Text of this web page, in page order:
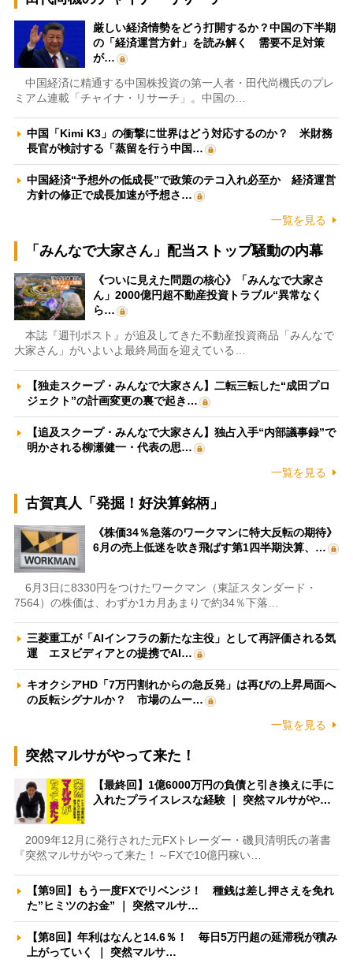
厳しい経済情勢をどう打開するか？中国の下半期
の「経済運営方針」を読み解く 需要不足対策
が…
中国経済に精通する中国株投資の第一人者・田代尚機氏のプレ
ミアム連載「チャイナ・リサーチ」。中国の…
中国「Kimi K3」の衝撃に世界はどう対応するのか？ 米財務
長官が検討する「蒸留を行う中国…
中国経済“予想外の低成長”で政策のテコ入れ必至か 経済運営
方針の修正で成長加速が予想さ…
一覧を見る
「みんなで大家さん」配当ストップ騒動の内幕
《ついに見えた問題の核心》「みんなで大家さ
ん」2000億円超不動産投資トラブル“異常なく
ら…
本誌『週刊ポスト』が追及してきた不動産投資商品「みんなで
大家さん」がいよいよ最終局面を迎えている…
【独走スクープ・みんなで大家さん】二転三転した“成田プロ
ジェクト”の計画変更の裏で起き…
【追及スクープ・みんなで大家さん】独占入手“内部議事録”で
明かされる柳瀬健一・代表の思…
一覧を見る
古賀真人「発掘！好決算銘柄」
《株価34％急落のワークマンに特大反転の期待》
6月の売上低迷を吹き飛ばす第1四半期決算、…
6月3日に8330円をつけたワークマン（東証スタンダード・
7564）の株価は、わずか1カ月あまりで約34％下落…
三菱重工が「AIインフラの新たな主役」として再評価される気
運 エヌビディアとの提携でAI…
キオクシアHD「7万円割れからの急反発」は再びの上昇局面へ
の反転シグナルか？ 市場のムー…
一覧を見る
突然マルサがやって来た！
【最終回】1億6000万円の負債と引き換えに手に
入れたプライスレスな経験 ｜ 突然マルサがや…
2009年12月に発行された元FXトレーダー・磯貝清明氏の著書
『突然マルサがやって来た！～FXで10億円稼い…
【第9回】もう一度FXでリベンジ！ 種銭は差し押さえを免れ
た”ヒミツのお金” ｜ 突然マルサ…
【第8回】年利はなんと14.6％！ 毎日5万円超の延滞税が積み
上がっていく ｜ 突然マルサ…